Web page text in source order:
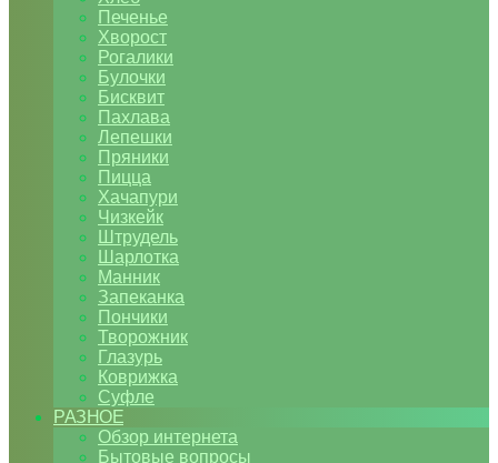
Печенье
Хворост
Рогалики
Булочки
Бисквит
Пахлава
Лепешки
Пряники
Пицца
Хачапури
Чизкейк
Штрудель
Шарлотка
Манник
Запеканка
Пончики
Творожник
Глазурь
Коврижка
Суфле
РАЗНОЕ
Обзор интернета
Бытовые вопросы